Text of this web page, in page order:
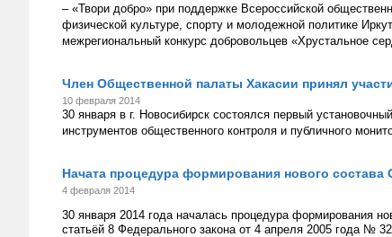
– «Твори добро» при поддержке Всероссийской
физической культуре, спорту и молодежной политике
межрегиональный конкурс добровольцев «Хрустальное
Член Общественной палаты Хакасии принял
10 февраля 2014
30 января в г. Новосибирск состоялся первый
инструментов общественного контроля и публичного
Начата процедура формирования нового
4 февраля 2014
30 января 2014 года началась процедура формирования
статьёй 8 Федерального закона от 4 апреля 2005 года №